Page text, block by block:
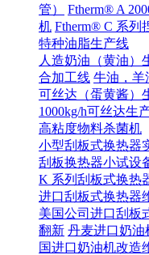
管）
Ftherm® A
机 Ftherm® C 系列
特种油脂生产线
人造奶油（黄油）
合加工线 牛油，羊
可丝达（蛋黄酱）
1000kg/h可丝达生
高粘度物料杀菌机
小型刮板式换热器
刮板换热器小试设
K 系列刮板式换热
进口刮板式换热器
美国公司进口刮板
翻新 丹麦进口奶油
国进口奶油机改造